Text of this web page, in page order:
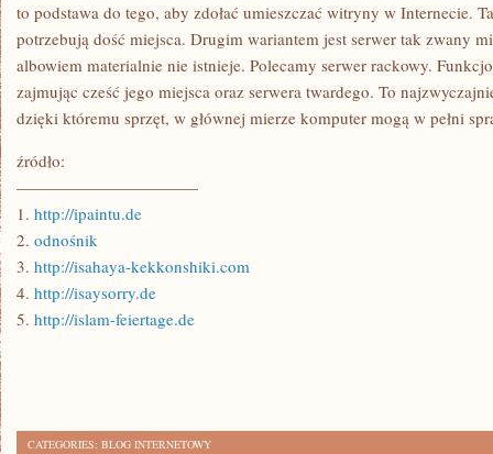
to podstawa do tego, aby zdołać umieszczać witryny w Internecie.
potrzebują dość miejsca. Drugim wariantem jest serwer tak zwany
albowiem materialnie nie istnieje. Polecamy serwer rackowy.
zajmując cześć jego miejsca oraz serwera twardego. To
dzięki któremu sprzęt, w głównej mierze komputer mogą w pełni
źródło:
———————————
1. http://ipaintu.de
2. odnośnik
3. http://isahaya-kekkonshiki.com
4. http://isaysorry.de
5. http://islam-feiertage.de
CATEGORIES: BLOG INTERNETOWY